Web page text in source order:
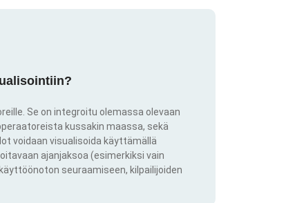
Se on integroitu olemassa olevaan
kussakin maassa, sekä
voidaan visualisoida käyttämällä
ajanjaksoa (esimerkiksi vain
seuraamiseen, kilpailijoiden